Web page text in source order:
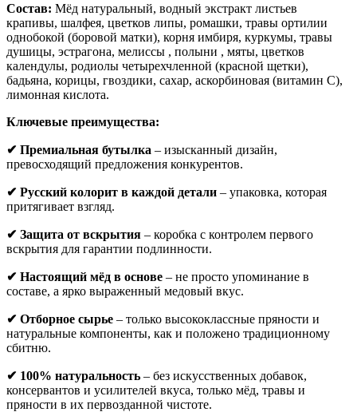
Состав: Мёд натуральный, водный экстракт листьев
крапивы, шалфея, цветков липы, ромашки, травы ортилии
однобокой (боровой матки), корня имбиря, куркумы, травы
душицы, эстрагона, мелиссы , полыни , мяты, цветков
календулы, родиолы четырехчленной (красной щетки),
бадьяна, корицы, гвоздики, сахар, аскорбиновая (витамин С),
лимонная кислота.
Ключевые преимущества:
✔ Премиальная бутылка – изысканный дизайн,
превосходящий предложения конкурентов.
✔ Русский колорит в каждой детали – упаковка, которая
притягивает взгляд.
✔ Защита от вскрытия – коробка с контролем первого
вскрытия для гарантии подлинности.
✔ Настоящий мёд в основе – не просто упоминание в
составе, а ярко выраженный медовый вкус.
✔ Отборное сырье – только высококлассные пряности и
натуральные компоненты, как и положено традиционному
сбитню.
✔ 100% натуральность – без искусственных добавок,
консервантов и усилителей вкуса, только мёд, травы и
пряности в их первозданной чистоте.